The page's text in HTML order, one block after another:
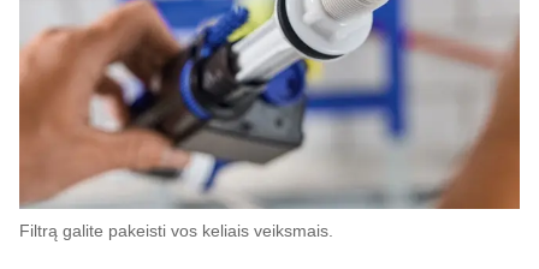
Filtrą galite pakeisti vos keliais veiksmais.